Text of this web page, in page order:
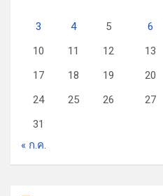
3
4 5 6
10
11 12 13
17
18 19 20
24
25 26 27
31
« ก.ค.